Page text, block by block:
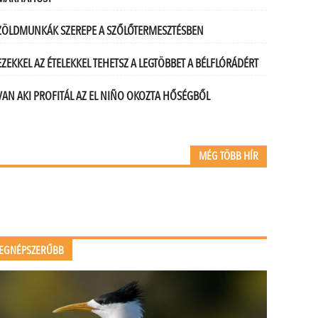
SZEREPE A SZŐLŐTERMESZTÉSBEN
AZ ÉTELEKKEL TEHETSZ A LEGTÖBBET A BÉLFLÓRÁDÉRT
AKI PROFITÁL AZ EL NIÑO OKOZTA HŐSÉGBŐL
MÉG TÖBB HÍR